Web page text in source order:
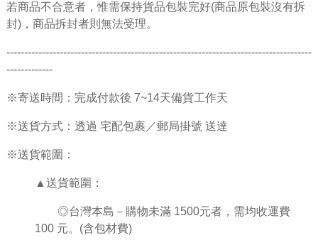
若商品不合意者，惟需保持貨品包裝完好(商品原包裝沒有拆
封)，商品拆封者則無法受理。
--------------------------------------------------------------------------------------
-------------
※寄送時間：完成付款後 7~14天備貨工作天
※送貨方式：透過 宅配包裹／郵局掛號 送達
※送貨範圍：
▲送貨範圍：
◎台灣本島－購物未滿 1500元者，需均收運費
100 元。(含包材費)